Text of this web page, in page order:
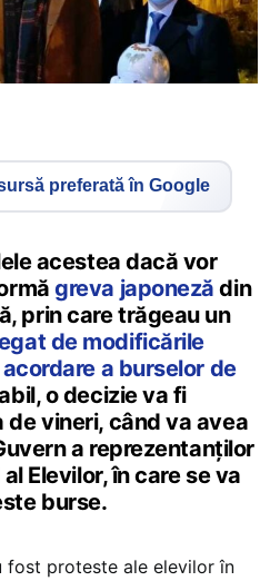
preferată în Google
acestea dacă vor
greva japoneză din
prin care trăgeau un
de modificările
a burselor de
o decizie va fi
vineri, când va avea
a reprezentanților
Elevilor, în care se va
burse.
fost proteste ale elevilor în